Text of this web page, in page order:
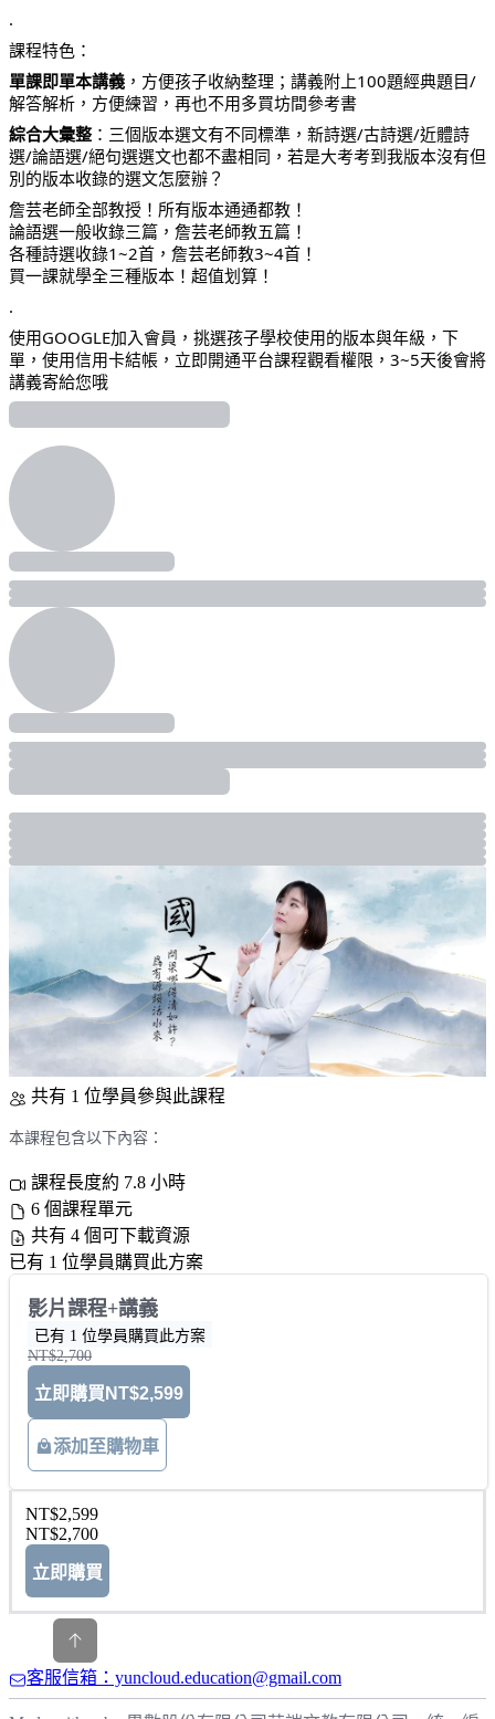
.
課程特色：
單課即單本講義 ，方便孩子收納整理；講義附上100題經典題目/
解答解析，方便練習，再也不用多買坊間參考書
綜合大彙整 ：三個版本選文有不同標準，新詩選/古詩選/近體詩
選/論語選/絕句選選文也都不盡相同，若是大考考到我版本沒有但
別的版本收錄的選文怎麼辦？
詹芸老師全部教授！所有版本通通都教！
論語選一般收錄三篇，詹芸老師教五篇！
各種詩選收錄1~2首，詹芸老師教3~4首！
買一課就學全三種版本！超值划算！
.
使用GOOGLE加入會員，挑選孩子學校使用的版本與年級，下
單，使用信用卡結帳，立即開通平台課程觀看權限，3~5天後會將
講義寄給您哦
共有 1 位學員參與此課程
本課程包含以下內容：
課程長度約 7.8 小時
6 個課程單元
共有 4 個可下載資源
已有 1 位學員購買此方案
影片課程+講義
已有 1 位學員購買此方案
NT$2,700
立即購買 NT$2,599
添加至購物車
NT$2,599
NT$2,700
立即購買
客服信箱：yuncloud.education@gmail.com